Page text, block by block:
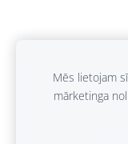
Mēs lietojam
mārketinga